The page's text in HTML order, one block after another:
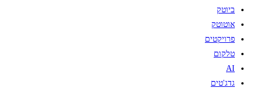
ביוטק
אוטוטק
פרויקטים
טלקום
AI
גדג'טים